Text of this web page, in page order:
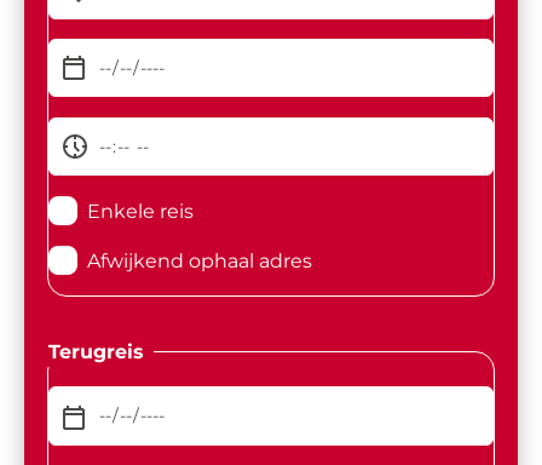
Enkele reis
Afwijkend ophaal adres
Terugreis